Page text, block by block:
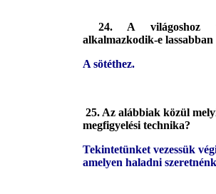
24. A világoshoz
alkalmazkodik-e lassabban
A sötéthez.
25. Az alábbiak közül
megfigyelési technika?
Tekintetünket vezessük
amelyen haladni